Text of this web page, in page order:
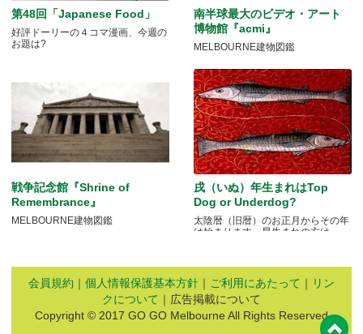
第48回「Japanese Food」
好評ドーリーの４コマ漫画、今週の
お題は?
南半球最大のビデオ・アート
博物館『acmi』
MELBOURNE建物図鑑
戦争記念館『Shrine of
Remembrance』
MELBOURNE建物図鑑
戌（いぬ）年生まれはTop
Dog or Underdog?
太陰暦（旧暦）のお正月からその年
は始まります。早生まれの方は.....
会員規約 ｜ 個人情報保護基本方針 ｜ ご利用にあたって ｜ リン
クについて ｜広告掲載について
Copyright © 2017 GO GO Melbourne All Rights Reserved